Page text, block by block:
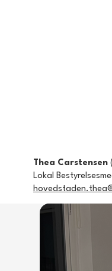
Thea Carstensen
Lokal
hovedstaden.
Image
Describe